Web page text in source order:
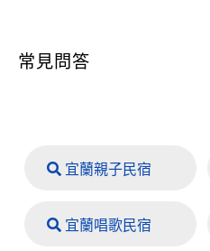
常見問答
宜蘭親子民宿
宜蘭唱歌民宿